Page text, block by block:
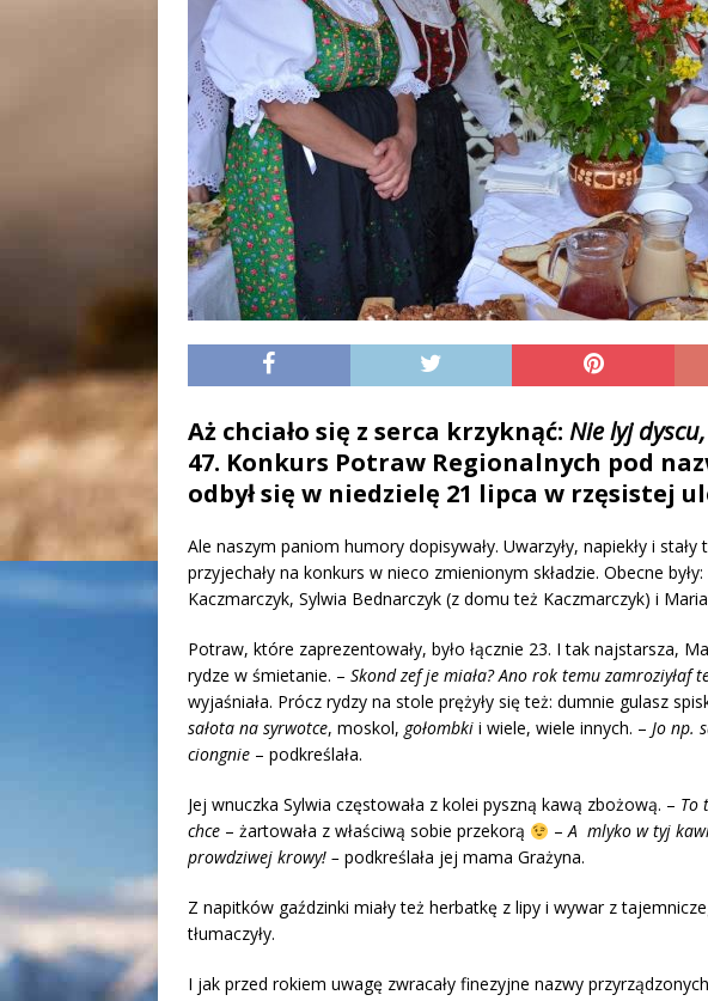
Aż chciało się z serca krzyknąć: Nie lyj
47. Konkurs Potraw Regionalnych pod
odbył się w niedzielę 21 lipca w rzęsistej
Ale naszym paniom humory dopisywały. Uwarzyły, napiekły i
przyjechały na konkurs w nieco zmienionym składzie. Obecne
Kaczmarczyk, Sylwia Bednarczyk (z domu też Kaczmarczyk) i Maria
Potraw, które zaprezentowały, było łącznie 23. I tak najstarsza,
rydze w śmietanie. – Skond zef je miała? Ano rok temu zamroziyłaf
wyjaśniała. Prócz rydzy na stole prężyły się też: dumnie gulasz
sałota na syrwotce, moskol, gołombki i wiele, wiele innych. – Jo np.
ciongnie – podkreślała.
Jej wnuczka Sylwia częstowała z kolei pyszną kawą zbożową. – To
chce – żartowała z właściwą sobie przekorą – A mlyko w tyj
prowdziwej krowy! – podkreślała jej mama Grażyna.
Z napitków gaździnki miały też herbatkę z lipy i wywar z
tłumaczyły.
I jak przed rokiem uwagę zwracały finezyjne nazwy